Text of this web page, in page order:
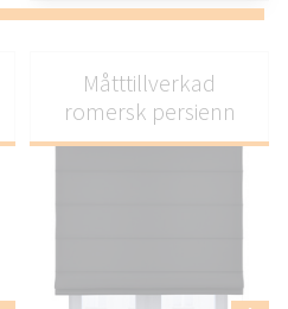
Måtttillverkad
romersk persienn